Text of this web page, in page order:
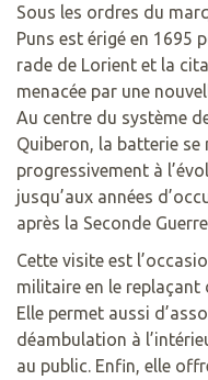
Sous les ordres du
Puns est érigé en 1695
rade de Lorient et la
menacée par une
Au centre du système
Quiberon, la batterie
progressivement à
jusqu’aux années
après la Seconde
Cette visite est
militaire en le replaçant
Elle permet aussi
déambulation à
au public. Enfin, elle